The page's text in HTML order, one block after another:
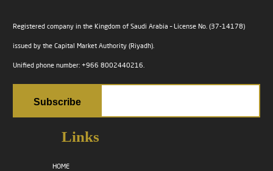
Registered company in the Kingdom of Saudi Arabia – License No. (37-14178)
issued by the Capital Market Authority (Riyadh).
Unified phone number: +966 8002440216.
Links
HOME